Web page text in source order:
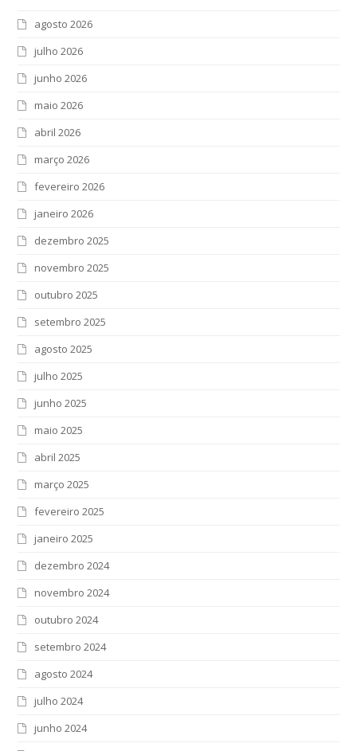
agosto 2026
julho 2026
junho 2026
maio 2026
abril 2026
março 2026
fevereiro 2026
janeiro 2026
dezembro 2025
novembro 2025
outubro 2025
setembro 2025
agosto 2025
julho 2025
junho 2025
maio 2025
abril 2025
março 2025
fevereiro 2025
janeiro 2025
dezembro 2024
novembro 2024
outubro 2024
setembro 2024
agosto 2024
julho 2024
junho 2024